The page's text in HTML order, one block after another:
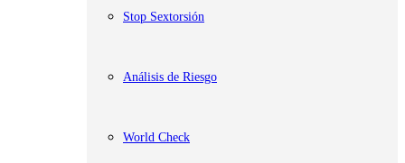
Stop Sextorsión
Análisis de Riesgo
World Check